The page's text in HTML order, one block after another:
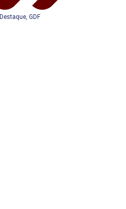
Destaque, GDF